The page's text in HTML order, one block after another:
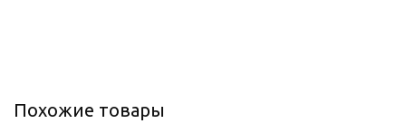
Похожие товары